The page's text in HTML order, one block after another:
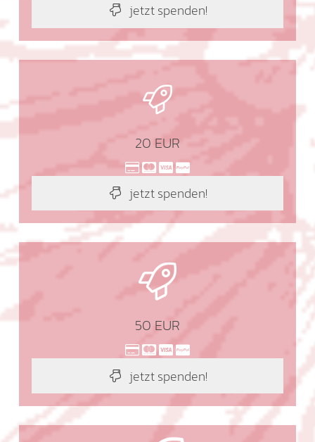
jetzt spenden!
20 EUR
jetzt spenden!
50 EUR
jetzt spenden!